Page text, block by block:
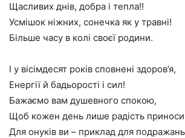
Щасливих днів, добра і тепла!!
Усмішок ніжних, сонечка як у травні!
Більше часу в колі своєї родини.
І у вісімдесят років сповнені здоров’я,
Енергії й бадьорості і сил!
Бажаємо вам душевного спокою,
Щоб кожен день лише радість
Для онуків ви – приклад для